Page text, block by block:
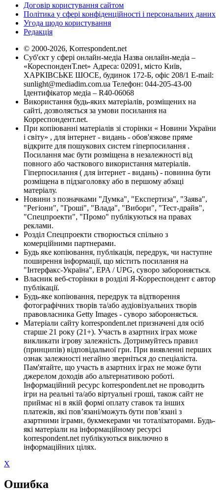
Договір користування сайтом
Політика у сфері конфіденційності і персональних даних
Угода щодо користування
Редакція
© 2000-2026, Korrespondent.net
Суб'єкт у сфері онлайн-медіа Назва онлайн-медіа –
«КореспонденТ.net» Адреса: 02091, місто Київ,
ХАРКІВСЬКЕ ШОСЕ, будинок 172-Б, офіс 208/1 E-mail:
sunlight@mediadim.com.ua Телефон: 044-205-43-00
Ідентифікатор медіа – R40-06068
Використання будь-яких матеріалів, розміщених на
сайті, дозволяється за умови посилання на
Корреспондент.net.
При копіюванні матеріалів зі сторінки « Новини України
і світу» , для інтернет - видань - обов'язкове пряме
відкрите для пошукових систем гіперпосилання .
Посилання має бути розміщена в незалежності від
повного або часткового використання матеріалів.
Гіперпосилання ( для інтернет - видань) - повинна бути
розміщена в підзаголовку або в першому абзаці
матеріалу.
Новини з позначками "Думка", "Експертиза", "Заява",
"Регіони", "Гроші", "Влада", "Вибори", "Тест-драйв",
"Спецпроекти", "Промо" публікуються на правах
реклами.
Розділ Спецпроекти створюється спільно з
комерційними партнерами.
Будь яке копіювання, публікація, передрук, чи наступне
поширення інформації, що містить посилання на
"Інтерфакс-Україна", EPA / UPG, суворо забороняється.
Власник веб-сторінки в розділі Я-Корреспондент є автор
публікації.
Будь-яке копіювання, передрук та відтворення
фотографічних творів та/або аудіовізуальних творів
правовласника Getty Images - суворо забороняється.
Матеріали сайту korrespondent.net призначені для осіб
старше 21 року (21+). Участь в азартних іграх може
викликати ігрову залежність. Дотримуйтесь правил
(принципів) відповідальної гри. При виявленні перших
ознак залежності негайно зверніться до спеціаліста.
Пам'ятайте, що участь в азартних іграх не може бути
джерелом доходів або альтернативою роботі.
Інформаційний ресурс korrespondent.net не проводить
ігри на реальні та/або віртуальні гроші, також сайт не
приймає ні в якій формі оплату ставок та інших
платежів, які пов’язані/можуть бути пов’язані з
азартними іграми, букмекерами чи тоталізаторами. Будь-
які матеріали на інформаційному ресурсі
korrespondent.net публікуються виключно в
інформаційних цілях.
X
Ошибка